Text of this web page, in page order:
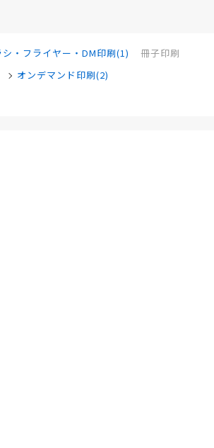
シ・フライヤー・DM印刷(1)
冊子印刷
オンデマンド印刷(2)